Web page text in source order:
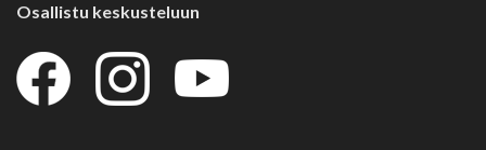
Osallistu keskusteluun